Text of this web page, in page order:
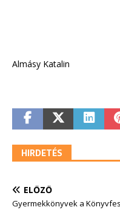
Almásy Katalin
HIRDETÉS
ELŐZŐ
Gyermekkönyvek a